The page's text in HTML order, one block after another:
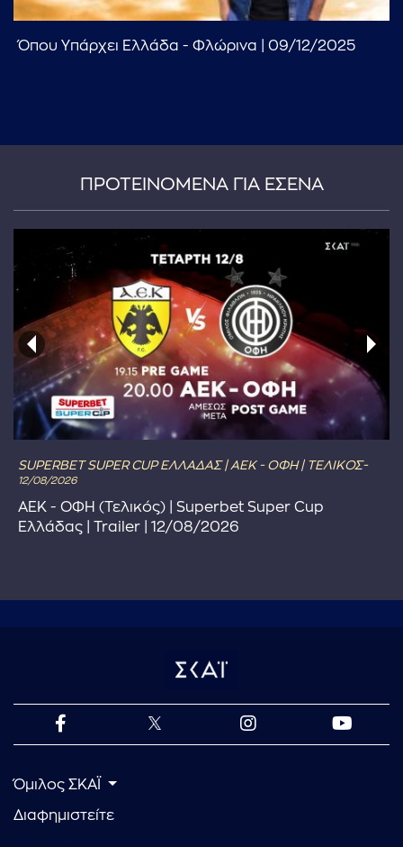
Όπου Υπάρχει Ελλάδα - Φλώρινα | 09/12/2025
ΠΡΟΤΕΙΝΟΜΕΝΑ ΓΙΑ ΕΣΕΝΑ
SUPERBET SUPER CUP ΕΛΛΑΔΑΣ | ΑΕΚ - ΟΦΗ | ΤΕΛΙΚΟΣ-
12/08/2026
ΑΕΚ - ΟΦΗ (Τελικός) | Superbet Super Cup
Ελλάδας | Trailer | 12/08/2026
Όμιλος ΣΚΑΪ
Διαφημιστείτε